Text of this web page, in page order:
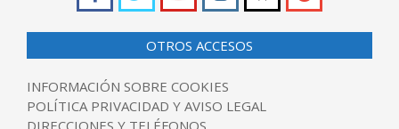
OTROS ACCESOS
INFORMACIÓN SOBRE COOKIES
POLÍTICA PRIVACIDAD Y AVISO LEGAL